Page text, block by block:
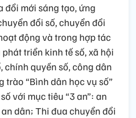
đổi mới sáng tạo, ứng
đổi số, chuyển đổi
động và trong hợp tác
triển kinh tế số, xã hội
chính quyền số, công dân
trào “Bình dân học vụ số”
với mục tiêu “3 an”: an
dân; Thi đua chuyển đổi